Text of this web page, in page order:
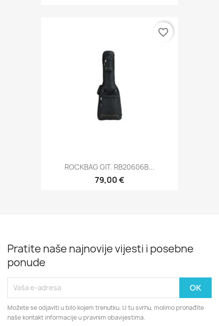
ROCKBAG GIT. RB20606B...
79,00 €
favorite_border
Pratite naše najnovije vijesti i posebne
ponude
Možete se odjaviti u bilo kojem trenutku. U tu svrhu, molimo pronađite
naše kontakt informacije u pravnim obavijestima.